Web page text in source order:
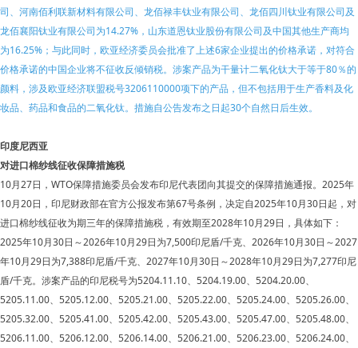
司、河南佰利联新材料有限公司、龙佰禄丰钛业有限公司、龙佰四川钛业有限公司及
龙佰襄阳钛业有限公司为14.27%，山东道恩钛业股份有限公司及中国其他生产商均
为16.25%；与此同时，欧亚经济委员会批准了上述6家企业提出的价格承诺，对符合
价格承诺的中国企业将不征收反倾销税。涉案产品为干量计二氧化钛大于等于80％的
颜料，涉及欧亚经济联盟税号3206110000项下的产品，但不包括用于生产香料及化
妆品、药品和食品的二氧化钛。措施自公告发布之日起30个自然日后生效。
印度尼西亚
对进口棉纱线征收保障措施税
10月27日，WTO保障措施委员会发布印尼代表团向其提交的保障措施通报。2025年
10月20日，印尼财政部在官方公报发布第67号条例，决定自2025年10月30日起，对
进口棉纱线征收为期三年的保障措施税，有效期至2028年10月29日，具体如下：
2025年10月30日～2026年10月29日为7,500印尼盾/千克、2026年10月30日～2027
年10月29日为7,388印尼盾/千克、2027年10月30日～2028年10月29日为7,277印尼
盾/千克。涉案产品的印尼税号为5204.11.10、5204.19.00、5204.20.00、
5205.11.00、5205.12.00、5205.21.00、5205.22.00、5205.24.00、5205.26.00、
5205.32.00、5205.41.00、5205.42.00、5205.43.00、5205.47.00、5205.48.00、
5206.11.00、5206.12.00、5206.14.00、5206.21.00、5206.23.00、5206.24.00、